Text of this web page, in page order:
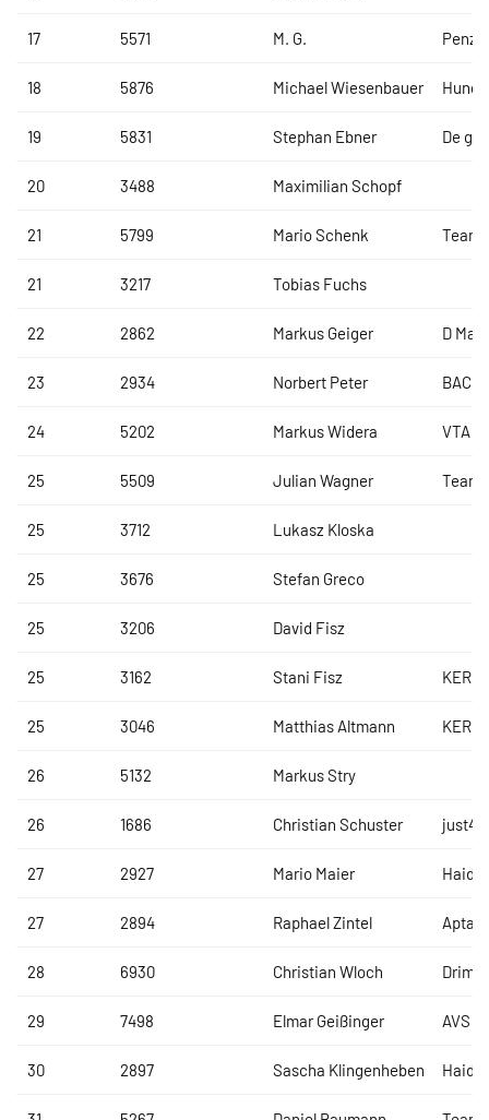
17 5571 M. G.
18 5876 Michael Wiesenbauer
19 5831 Stephan Ebner De
20 3488 Maximilian Schopf
21 5799 Mario Schenk Team
21 3217 Tobias Fuchs
22 2862 Markus Geiger D
23 2934 Norbert Peter
24 5202 Markus Widera VTA
25 5509 Julian Wagner Team
25 3712 Lukasz Kloska
25 3676 Stefan Greco
25 3206 David Fisz
25 3162 Stani Fisz
25 3046 Matthias Altmann
26 5132 Markus Stry
26 1686 Christian Schuster
27 2927 Mario Maier Haidl
27 2894 Raphael Zintel Aptar
28 6930 Christian Wloch
29 7498 Elmar Geißinger AVS
30 2897 Sascha Klingenheben Haidl